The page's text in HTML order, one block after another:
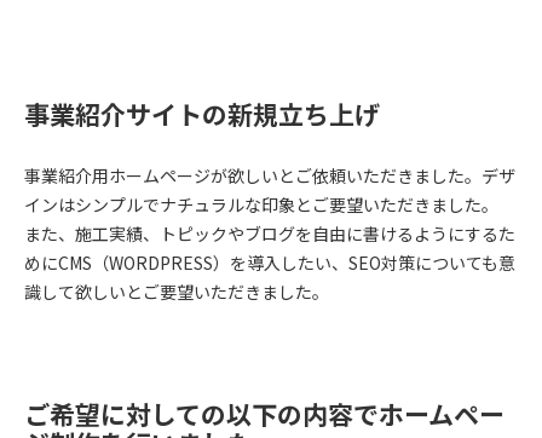
事業紹介サイトの新規立ち上げ
事業紹介用ホームページが欲しいとご依頼いただきました。デザ
インはシンプルでナチュラルな印象とご要望いただきました。
また、施工実績、トピックやブログを自由に書けるようにするた
めにCMS（WORDPRESS）を導入したい、SEO対策についても意
識して欲しいとご要望いただきました。
ご希望に対しての以下の内容でホームペー